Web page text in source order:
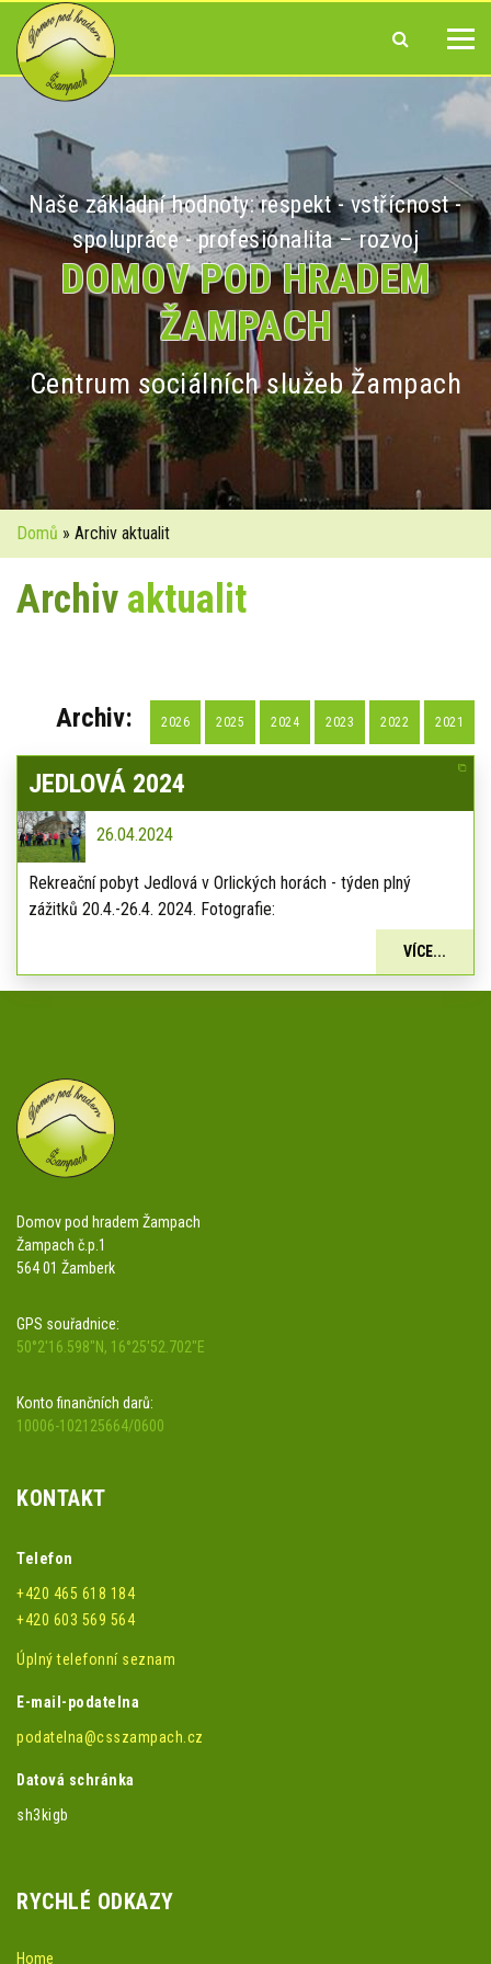
Naše základní hodnoty: respekt - vstřícnost -
spolupráce - profesionalita – rozvoj
DOMOV POD HRADEM
ŽAMPACH
Centrum sociálních služeb Žampach
Domů » Archiv aktualit
Archiv aktualit
Archiv: 2026 2025 2024 2023 2022 2021
JEDLOVÁ 2024
26.04.2024
Rekreační pobyt Jedlová v Orlických horách - týden plný
zážitků 20.4.-26.4. 2024. Fotografie:
VÍCE...
Domov pod hradem Žampach
Žampach č.p.1
564 01 Žamberk
GPS souřadnice:
50°2'16.598"N, 16°25'52.702"E
Konto finančních darů:
10006-102125664/0600
KONTAKT
Telefon
+420 465 618 184
+420 603 569 564
Úplný telefonní seznam
E-mail-podatelna
podatelna@csszampach.cz
Datová schránka
sh3kigb
RYCHLÉ ODKAZY
Home